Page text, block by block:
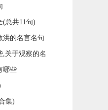
(总共11句)
洪的名言名句
,关于观察的名
哪些
集)